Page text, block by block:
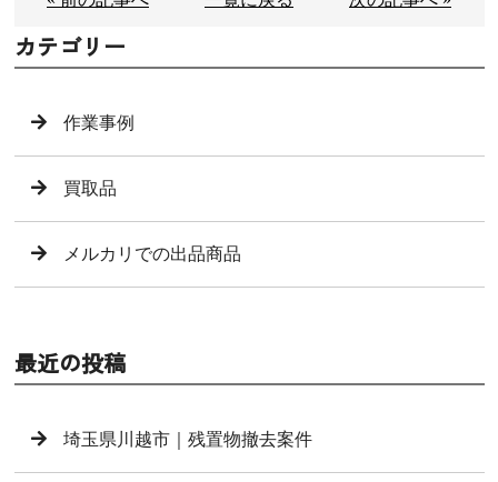
カテゴリー
作業事例
買取品
メルカリでの出品商品
最近の投稿
埼玉県川越市｜残置物撤去案件